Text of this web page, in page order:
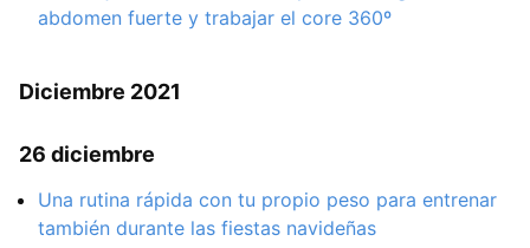
abdomen fuerte y trabajar el core 360º
Diciembre 2021
26 diciembre
Una rutina rápida con tu propio peso para entrenar
también durante las fiestas navideñas